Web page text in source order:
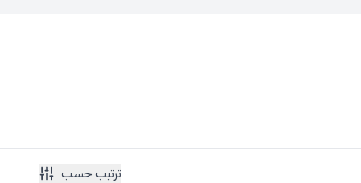
ترتيب حسب